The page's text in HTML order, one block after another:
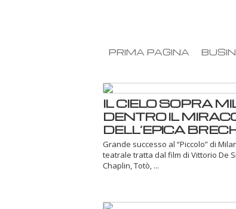
PRIMA PAGINA
IL CIELO SOPRA
DENTRO IL
DELL’EPICA
Grande successo al “Piccolo” di
teatrale tratta dal film di Vittorio De
Chaplin, Totò, ...